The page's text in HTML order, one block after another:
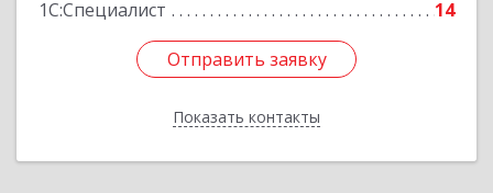
1С:Специалист 14
Отправить заявку
Показать контакты
Отправить заявку
Назад